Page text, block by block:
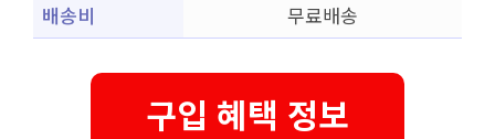
배송비
무료배송
구입 혜택 정보